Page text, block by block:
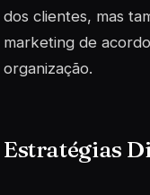
dos clientes, mas
marketing de
organização.
Estratégias